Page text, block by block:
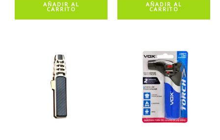
AÑADIR AL
CARRITO
AÑADIR AL
CARRITO